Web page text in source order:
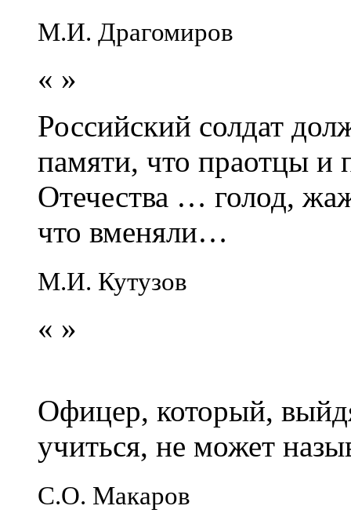
М.И. Драгомиров
« »
Российский солдат
памяти, что праотцы и
Отечества … голод,
что вменяли…
М.И. Кутузов
« »
Офицер, который,
учиться, не может
С.О. Макаров